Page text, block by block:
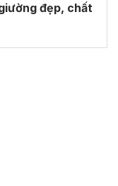
đẹp, chất